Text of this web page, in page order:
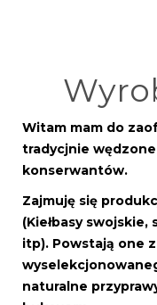
Witam mam do
tradycjnie
konserwantów.
Zajmuję się
(Kiełbasy
itp). Powstają one
naturalne